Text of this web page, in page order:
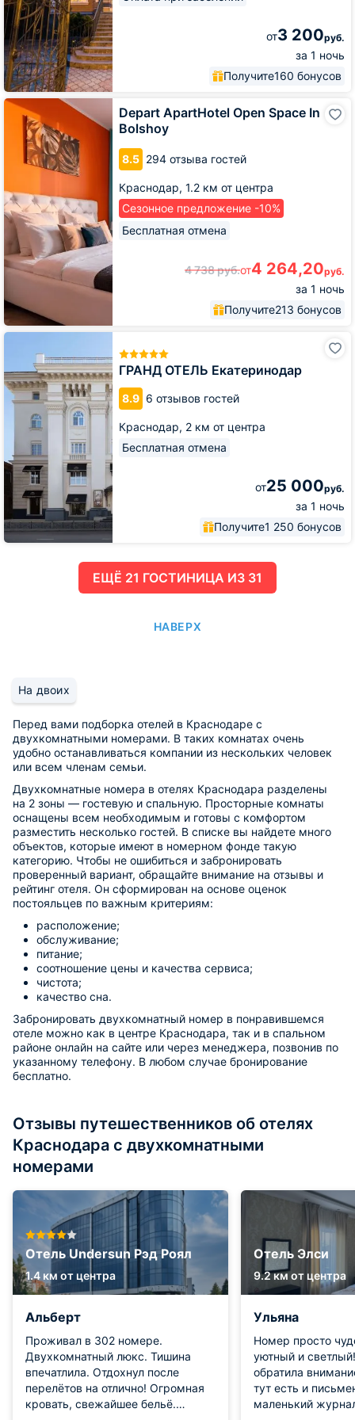
от3 200руб.
за 1 ночь
Получите160 бонусов
Depart ApartHotel Open Space In
Bolshoy
8.5 294 отзыва гостей
Краснодар, 1.2 км от центра
Сезонное предложение -10%
Бесплатная отмена
4 738руб.от4 264,20руб.
за 1 ночь
Получите213 бонусов
Depart
ApartHotel
Open
Space
ГРАНД ОТЕЛЬ Екатеринодар
8.9 6 отзывов гостей
Краснодар, 2 км от центра
Бесплатная отмена
от25 000руб.
за 1 ночь
Получите1 250 бонусов
ГРАНД
Екатеринодар
ЕЩË 21 ГОСТИНИЦА ИЗ 31
НАВЕРХ
На двоих
Перед вами подборка отелей в Краснодаре с
двухкомнатными номерами. В таких комнатах очень
удобно останавливаться компании из нескольких человек
или всем членам семьи.
Двухкомнатные номера в отелях Краснодара разделены
на 2 зоны — гостевую и спальную. Просторные комнаты
оснащены всем необходимым и готовы с комфортом
разместить несколько гостей. В списке вы найдете много
объектов, которые имеют в номерном фонде такую
категорию. Чтобы не ошибиться и забронировать
проверенный вариант, обращайте внимание на отзывы и
рейтинг отеля. Он сформирован на основе оценок
постояльцев по важным критериям:
расположение;
обслуживание;
питание;
соотношение цены и качества сервиса;
чистота;
качество сна.
Забронировать двухкомнатный номер в понравившемся
отеле можно как в центре Краснодара, так и в спальном
районе онлайн на сайте или через менеджера, позвонив по
указанному телефону. В любом случае бронирование
бесплатно.
Отзывы путешественников об отелях
Краснодара с двухкомнатными
номерами
Отель Undersun Рэд Роял
1.4 км от центра
Альберт
Проживал в 302 номере.
Двухкомнатный люкс. Тишина
впечатлила. Отдохнул после
перелётов на отлично! Огромная
кровать, свежайшее бельё.
Отель Элси
9.2 км от центра
Ульяна
Номер просто
уютный и
обратила
тут есть и
маленький